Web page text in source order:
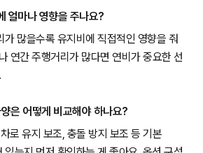
얼마나 영향을 주나요?
가 많을수록 유지비에 직접적인 영향을 줘
연간 주행거리가 많다면 연비가 중요한 선
은 어떻게 비교해야 하나요?
로 유지 보조, 충돌 방지 보조 등 기본